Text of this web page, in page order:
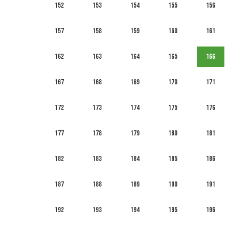
152 153 154 155 156
157 158 159 160 161
162 163 164 165 166
167 168 169 170 171
172 173 174 175 176
177 178 179 180 181
182 183 184 185 186
187 188 189 190 191
192 193 194 195 196